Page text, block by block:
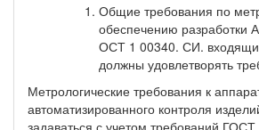
Общие требования по
обеспечению разработки
ОСТ 1 00340. СИ.
должны удовлетворять
Метрологические требования к
автоматизированного контроля
задаваться с учетом требований